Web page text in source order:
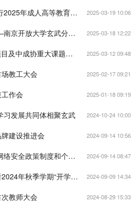
南京开放大学玄武分校 举行2025年成人高等教育开学典礼 2025-03-19 10:06
在 变 革 中 重 塑 自 我 ——南京开放大学玄武分校举行2025年成人高等教育开学第一课 2025-03-18 12:22
玄武开放大学召开CLC子项目及中成协重大课题子课题 研究成果推进会 2025-03-12 09:48
教工大会 2025-02-17 09:21
作会 2025-01-18 09:19
习发展共同体相聚玄武 2024-10-24 10:00
建设推进会 2024-09-14 10:56
玄武开放大学教师参加 《网络安全政策制度和个人安全意识提升》培训 2024-09-14 08:47
玄武开放大学组织师生观看2024年秋季学期“开学第一课” 2024-09-09 14:34
教师大会 2024-08-29 15:33